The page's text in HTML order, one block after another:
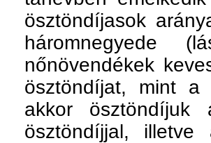
ösztöndíjasok
háromnegyede
nőnövendékek
ösztöndíjat, mint
akkor ösztöndíjuk
ösztöndíjjal,